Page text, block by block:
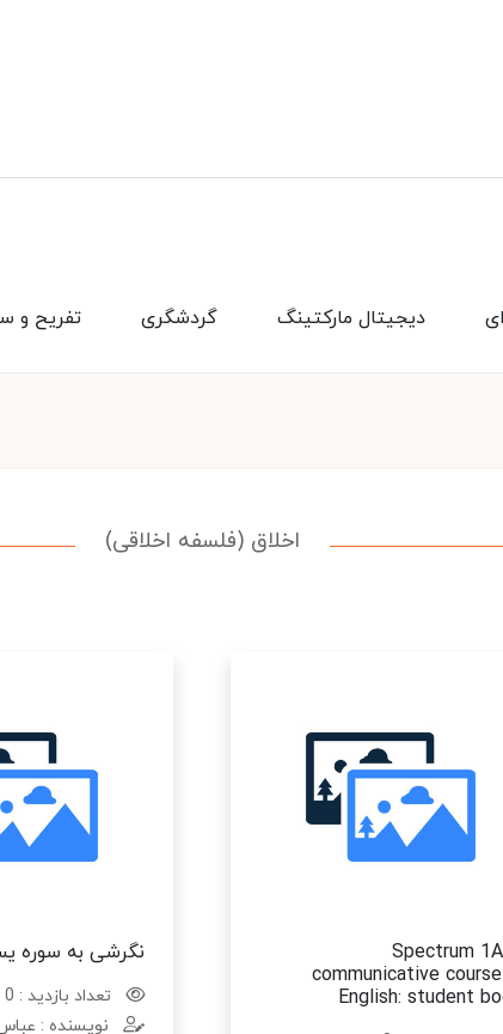
تفریح و گردشگری دیجیتال مارکتینگ
اخلاق (فلسفه اخلاقی)
Spectrum
communicative
English: student
نگرشی به سوره
تعداد بازدید : 0
نویسنده :